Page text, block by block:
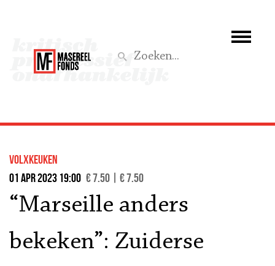
Wat we doen
Steun ons
Aktief
volxkeuken
01 apr 2023 19:00 € 7.50 | € 7.50
“Marseille anders
bekeken”: Zuiderse